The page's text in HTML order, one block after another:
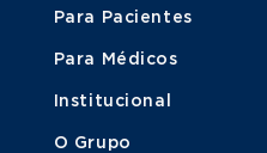
Para Pacientes
Para Médicos
Institucional
O Grupo